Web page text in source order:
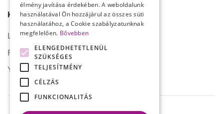
Kövessen minket
LinkedIn
Facebook
YouTube
élmény javítása érdekében. A weboldalunk
használatával Ön hozzájárul az összes süti
használatához, a Cookie szabályzatunknak
megfelelően. Bővebben
ELENGEDHETETLENÜL
SZÜKSÉGES
TELJESÍTMÉNY
CÉLZÁS
FUNKCIONALITÁS